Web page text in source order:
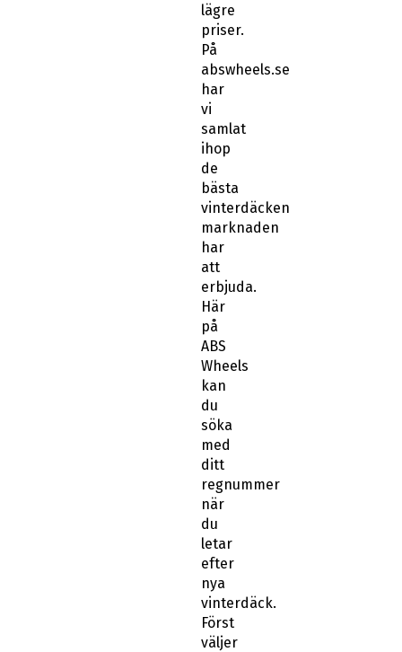
lägre
priser.
På
abswheels.se
har
vi
samlat
ihop
de
bästa
vinterdäcken
marknaden
har
att
erbjuda.
Här
på
ABS
Wheels
kan
du
söka
med
ditt
regnummer
när
du
letar
efter
nya
vinterdäck.
Först
väljer